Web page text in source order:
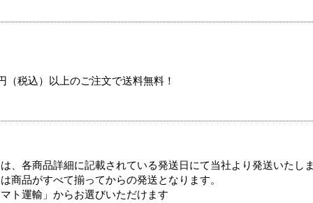
税込）以上のご注文で送料無料！
、各商品詳細に記載されている発送日にて当社より発送いたし
商品がすべて揃ってからの発送となります。
ト運輸」からお選びいただけます